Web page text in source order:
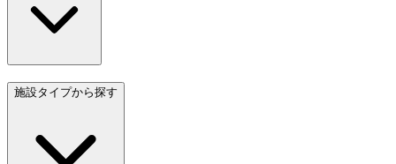
施設タイプから探す